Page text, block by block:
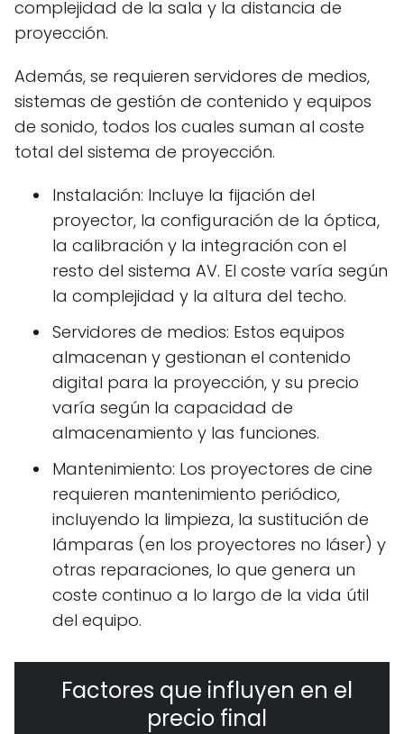
complejidad de la sala y la distancia de
proyección.
Además, se requieren servidores de medios,
sistemas de gestión de contenido y equipos
de sonido, todos los cuales suman al coste
total del sistema de proyección.
Instalación: Incluye la fijación del
proyector, la configuración de la óptica,
la calibración y la integración con el
resto del sistema AV. El coste varía según
la complejidad y la altura del techo.
Servidores de medios: Estos equipos
almacenan y gestionan el contenido
digital para la proyección, y su precio
varía según la capacidad de
almacenamiento y las funciones.
Mantenimiento: Los proyectores de cine
requieren mantenimiento periódico,
incluyendo la limpieza, la sustitución de
lámparas (en los proyectores no láser) y
otras reparaciones, lo que genera un
coste continuo a lo largo de la vida útil
del equipo.
Factores que influyen en el
precio final